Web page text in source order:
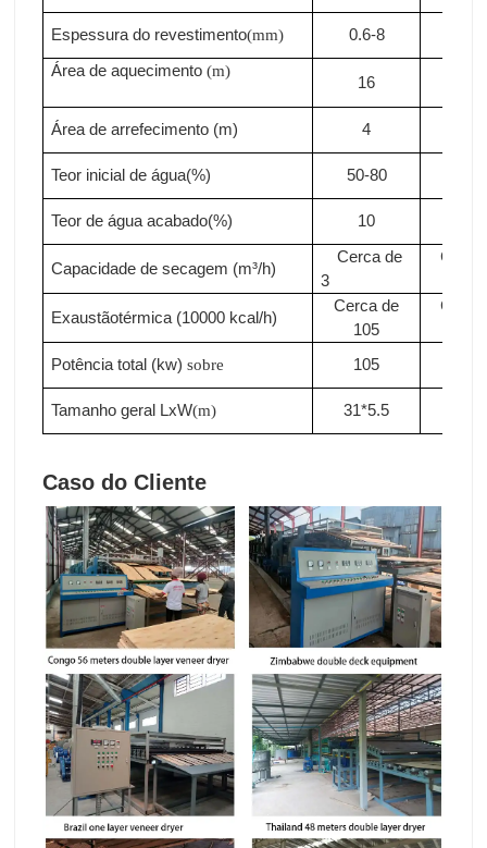
Espessura do revestimento(mm) 0.6-8
Área de aquecimento (m)
16
Área de arrefecimento (m) 4
Teor inicial de água(%) 50-80
Teor de água acabado(%) 10
Capacidade de secagem (m³/h)
Cerca de
3
Cerca
Exaustãotérmica (10000 kcal/h)
Cerca de
105
Cerca
Potência total (kw) sobre 105
Tamanho geral LxW(m) 31*5.5
Caso do Cliente